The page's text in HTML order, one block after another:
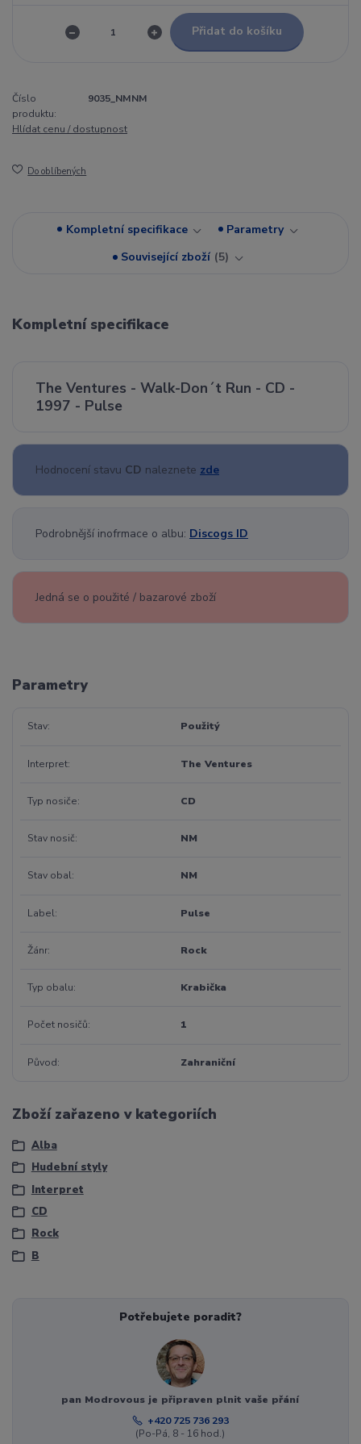
Přidat do košíku
Číslo
produktu:
9035_NMNM
Hlídat cenu / dostupnost
Do oblíbených
Kompletní specifikace
Parametry
Související zboží 5
Kompletní specifikace
The Ventures - Walk-Don´t Run - CD -
1997 - Pulse
Hodnocení stavu CD naleznete zde
Podrobnější inofrmace o albu: Discogs ID
Jedná se o použité / bazarové zboží
Parametry
Stav Použitý
Interpret The Ventures
Typ nosiče CD
Stav nosič NM
Stav obal NM
Label Pulse
Žánr Rock
Typ obalu Krabička
Počet nosičů 1
Původ Zahraniční
Zboží zařazeno v kategoriích
Alba
Hudební styly
Interpret
CD
Rock
B
Potřebujete poradit?
pan Modrovous je připraven plnit vaše přání
+420 725 736 293
(Po-Pá, 8 - 16 hod.)